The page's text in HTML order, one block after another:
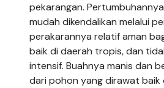
pekarangan.
mudah dikendalikan melalui
perakarannya relatif aman
baik di daerah tropis, dan
intensif. Buahnya manis dan
dari pohon yang dirawat baik